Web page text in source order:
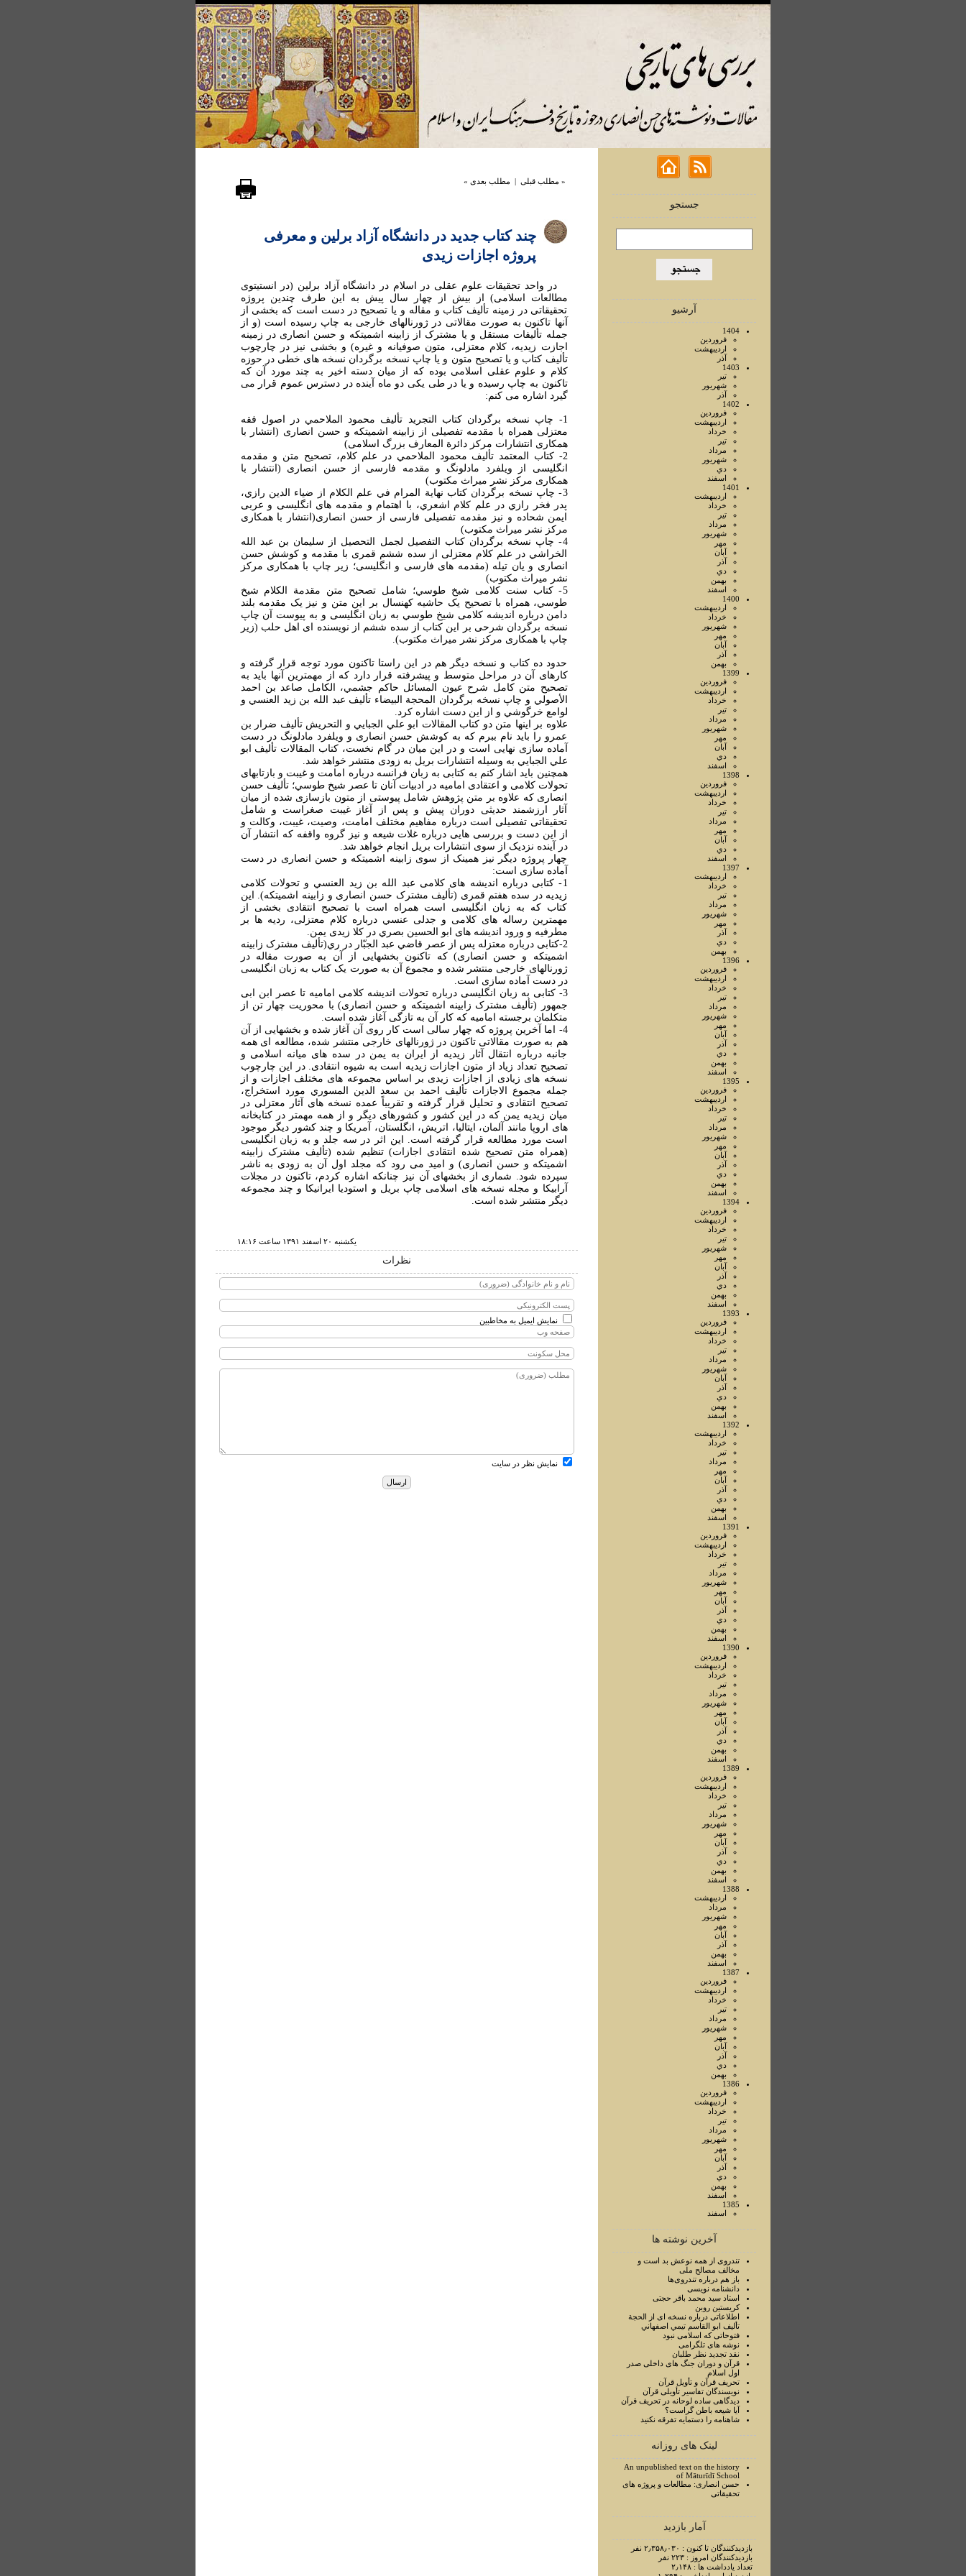
جستجو
آرشیو
1404
فروردين
ارديبهشت
آذر
1403
تير
شهريور
آذر
1402
فروردين
ارديبهشت
خرداد
تير
مرداد
شهريور
دي
اسفند
1401
ارديبهشت
خرداد
تير
مرداد
شهريور
مهر
آبان
آذر
دي
بهمن
اسفند
1400
ارديبهشت
خرداد
شهريور
مهر
آبان
آذر
بهمن
1399
فروردين
ارديبهشت
خرداد
تير
مرداد
شهريور
مهر
آبان
دي
اسفند
1398
فروردين
ارديبهشت
خرداد
تير
مرداد
مهر
آبان
دي
اسفند
1397
ارديبهشت
خرداد
تير
مرداد
شهريور
مهر
آذر
دي
بهمن
1396
فروردين
ارديبهشت
خرداد
تير
مرداد
شهريور
مهر
آبان
آذر
دي
بهمن
اسفند
1395
فروردين
ارديبهشت
خرداد
تير
مرداد
شهريور
مهر
آبان
آذر
دي
بهمن
اسفند
1394
فروردين
ارديبهشت
خرداد
تير
شهريور
مهر
آبان
آذر
دي
بهمن
اسفند
1393
فروردين
ارديبهشت
خرداد
تير
مرداد
شهريور
آبان
آذر
دي
بهمن
اسفند
1392
ارديبهشت
خرداد
تير
مرداد
مهر
آبان
آذر
دي
بهمن
اسفند
1391
فروردين
ارديبهشت
خرداد
تير
مرداد
شهريور
مهر
آبان
آذر
دي
بهمن
اسفند
1390
فروردين
ارديبهشت
خرداد
تير
مرداد
شهريور
مهر
آبان
آذر
دي
بهمن
اسفند
1389
فروردين
ارديبهشت
خرداد
تير
مرداد
شهريور
مهر
آبان
آذر
دي
بهمن
اسفند
1388
ارديبهشت
مرداد
شهريور
مهر
آبان
آذر
بهمن
اسفند
1387
فروردين
ارديبهشت
خرداد
تير
مرداد
شهريور
مهر
آبان
آذر
دي
بهمن
1386
فروردين
ارديبهشت
خرداد
تير
مرداد
شهريور
مهر
آبان
آذر
دي
بهمن
اسفند
1385
اسفند
آخرین نوشته ها
تندروی از همه نوعش بد است و
مخالف مصالح ملی
باز هم درباره تندروی‌ها
دانشنامه نویسی
استاد سيد محمد باقر حجتی
کریستین روبن
اطلاعاتی درباره نسخه ای از الحجة
تأليف ابو القاسم تيمي اصفهاني
فتوحاتی که اسلامی نبود
نوشه های تلگرامی
نقد تجدید نظر طلبان
قرآن و دوران جنگ های داخلی صدر
اول اسلام
تحريف قرآن و تأويل قرآن
نويسندگان تفاسير تأويلی قرآن
ديدگاهی ساده لوحانه در تحريف قرآن
آيا شيعه باطن گراست؟
شاهنامه را دستمايه تفرقه نکنيد
لینک های روزانه
An unpublished text on the history
of Māturīdī School
حسن انصاری: مطالعات و پروژه های
تحقیقاتی
آمار بازدید
بازدیدکنندگان تا کنون : ۲٫۳۵۸٫۰۳۰ نفر
بازدیدکنندگان امروز : ۲۲۳ نفر
تعداد یادداشت ها : ۲٫۱۴۸
« مطلب قبلی | مطلب بعدی »
چند کتاب جديد در دانشگاه آزاد برلين و معرفی
پروژه اجازات زيدی
در واحد تحقيقات علوم عقلی در اسلام در دانشگاه آزاد برلين (در انستيتوی
مطالعات اسلامی) از بيش از چهار سال پيش به اين طرف چندين پروژه
تحقيقاتی در زمينه تأليف کتاب و مقاله و يا تصحيح در دست است که بخشی از
آنها تاکنون به صورت مقالاتی در ژورنالهای خارجی به چاپ رسيده است (و از
جمله تأليفات مستقل و يا مشترک از زابينه اشميتکه و حسن انصاری در زمينه
اجازت زيديه، کلام معتزلی، متون صوفيانه و غيره) و بخشی نيز در چارچوب
تأليف کتاب و يا تصحيح متون و يا چاپ نسخه برگردان نسخه های خطی در حوزه
کلام و علوم عقلی اسلامی بوده که از ميان دسته اخير به چند مورد آن که
تاکنون به چاپ رسيده و يا در طی يکی دو ماه آينده در دسترس عموم قرار می
گيرد اشاره می کنم:
1- چاپ نسخه برگردان کتاب التجريد تأليف محمود الملاحمي در اصول فقه
معتزلی همراه با مقدمه تفصيلی از زابينه اشميتکه و حسن انصاری (انتشار با
همکاری انتشارات مرکز دائرة المعارف بزرگ اسلامی)
2- کتاب المعتمد تأليف محمود الملاحمي در علم کلام، تصحيح متن و مقدمه
انگليسی از ويلفرد مادلونگ و مقدمه فارسی از حسن انصاری (انتشار با
همکاری مرکز نشر ميراث مکتوب)
3- چاپ نسخه برگردان کتاب نهاية المرام في علم الکلام از ضياء الدين رازي،
پدر فخر رازي در علم کلام اشعري، با اهتمام و مقدمه های انگليسی و عربی
ايمن شحاده و نيز مقدمه تفصيلی فارسی از حسن انصاری(انتشار با همکاری
مرکز نشر ميراث مکتوب)
4- چاپ نسخه برگردان کتاب التفصيل لجمل التحصيل از سليمان بن عبد الله
الخراشي در علم کلام معتزلی از سده ششم قمری با مقدمه و کوشش حسن
انصاری و يان تيله (مقدمه های فارسی و انگليسی؛ زير چاپ با همکاری مرکز
نشر ميراث مکتوب)
5- کتاب سنت کلامی شيخ طوسي؛ شامل تصحيح متن مقدمة الکلام شيخ
طوسي، همراه با تصحيح يک حاشيه کهنسال بر اين متن و نيز يک مقدمه بلند
دامن درباره انديشه کلامی شيخ طوسي به زبان انگليسی و به پيوست آن چاپ
نسخه برگردان شرحی بر اين کتاب از سده ششم از نويسنده ای اهل حلب (زير
چاپ با همکاری مرکز نشر ميراث مکتوب).
حدود ده کتاب و نسخه ديگر هم در اين راستا تاکنون مورد توجه قرار گرفته و
کارهای آن در مراحل متوسط و پيشرفته قرار دارد که از مهمترين آنها بايد به
تصحيح متن کامل شرح عيون المسائل حاکم جشمي، الکامل صاعد بن احمد
الأصولي و چاپ نسخه برگردان المحجة البيضاء تأليف عبد الله بن زيد العنسي و
لوامع خرگوشي و از اين دست اشاره کرد.
علاوه بر اينها متن دو کتاب المقالات ابو علي الجبايي و التحريش تأليف ضرار بن
عمرو را بايد نام ببرم که به کوشش حسن انصاری و ويلفرد مادلونگ در دست
آماده سازی نهايی است و در اين ميان در گام نخست، کتاب المقالات تأليف ابو
علي الجبايي به وسيله انتشارات بريل به زودی منتشر خواهد شد.
همچنين بايد اشار کنم به کتابی به زبان فرانسه درباره امامت و غيبت و بازتابهای
تحولات کلامی و اعتقادی اماميه در ادبيات آنان تا عصر شيخ طوسي؛ تأليف حسن
انصاری که علاوه بر متن پژوهش شامل پيوستی از متون بازسازی شده از ميان
آثار ارزشمند حديثی دوران پيش و پس از آغاز غيبت صغراست و شامل
تحقيقاتی تفصيلی است درباره مفاهيم مختلف امامت، وصيت، غيبت، وکالت و
از اين دست و بررسی هايی درباره غلات شيعه و نيز گروه واقفه که انتشار آن
در آينده نزديک از سوی انتشارات بريل انجام خواهد شد.
چهار پروژه ديگر نيز همينک از سوی زابينه اشميتکه و حسن انصاری در دست
آماده سازی است:
1- کتابی درباره انديشه های کلامی عبد الله بن زيد العنسي و تحولات کلامی
زيديه در سده هفتم قمری (تأليف مشترک حسن انصاری و زابينه اشميتکه). اين
کتاب که به زبان انگليسی است همراه است با تصحيح انتقادی بخشی از
مهمترين رساله های کلامی و جدلی عنسي درباره کلام معتزلی، رديه ها بر
مطرفيه و ورود انديشه های ابو الحسين بصري در کلا زيدی يمن.
2-کتابی درباره معتزله پس از عصر قاضي عبد الجبّار در ري(تأليف مشترک زابينه
اشميتکه و حسن انصاری) که تاکنون بخشهايی از آن به صورت مقاله در
ژورنالهای خارجی منتشر شده و مجموع آن به صورت يک کتاب به زبان انگليسی
در دست آماده سازی است.
3- کتابی به زبان انگليسی درباره تحولات انديشه کلامی اماميه تا عصر ابن ابی
جمهور (تأليف مشترک زابينه اشميتکه و حسن انصاری) با محوريت چهار تن از
متکلمان برجسته اماميه که کار آن به تازگی آغاز شده است.
4- اما آخرين پروژه که چهار سالی است کار روی آن آغاز شده و بخشهايی از آن
هم به صورت مقالاتی تاکنون در ژورنالهای خارجی منتشر شده، مطالعه ای همه
جانبه درباره انتقال آثار زيديه از ايران به يمن در سده های ميانه اسلامی و
تصحيح تعداد زياد از متون اجازات زيديه است به شيوه انتقادی. در اين چارچوب
نسخه های زيادی از اجازات زيدی بر اساس مجموعه های مختلف اجازات و از
جمله مجموع الاجازات تأليف احمد بن سعد الدين المسوري مورد استخراج،
تصحيح انتقادی و تحليل قرار گرفته و تقريباً عمده نسخه های آثار معتزلی در
ميان زيديه يمن که در اين کشور و کشورهای ديگر و از همه مهمتر در کتابخانه
های اروپا مانند آلمان، ايتاليا، اتريش، انگلستان، آمريکا و چند کشور ديگر موجود
است مورد مطالعه قرار گرفته است. اين اثر در سه جلد و به زبان انگليسی
(همراه متن تصحيح شده انتقادی اجازات) تنظيم شده (تأليف مشترک زابينه
اشميتکه و حسن انصاری) و اميد می رود که مجلد اول آن به زودی به ناشر
سپرده شود. شماری از بخشهای آن نيز چنانکه اشاره کردم، تاکنون در مجلات
آرابيکا و مجله نسخه های اسلامی چاپ بريل و استوديا ايرانيکا و چند مجموعه
ديگر منتشر شده است.
يكشنبه ۲۰ اسفند ۱۳۹۱ ساعت ۱۸:۱۶
نظرات
نمایش ایمیل به مخاطبین
نمایش نظر در سایت